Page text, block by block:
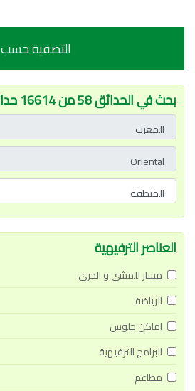
التصفية حسب
بحث في الحدائق 58 من 16614 حدائق
العناصر الترفيهية
مسار للمشي و الجرى
الرياضة
اماكن جلوس
البرامج الترفيهية
مطاعم